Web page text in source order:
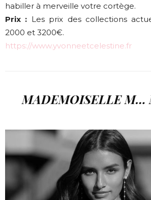
habiller à merveille votre cortège.
Prix : Les prix des collections
2000 et 3200€.
https://www.yvonneetcelestine.fr
MADEMOISELLE M…